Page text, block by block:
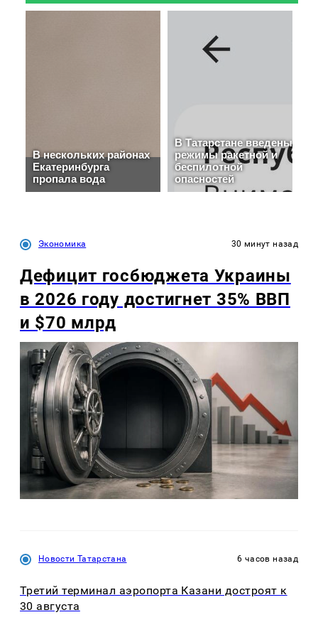
Экономика 30 минут назад
Дефицит госбюджета Украины
в 2026 году достигнет 35% ВВП
и $70 млрд
Новости Татарстана 6 часов назад
Третий терминал аэропорта Казани достроят к
30 августа